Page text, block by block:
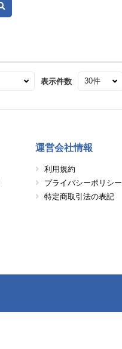
表示件数
運営会社情報
利用規約
プライバシーポリシー
特定商取引法の表記